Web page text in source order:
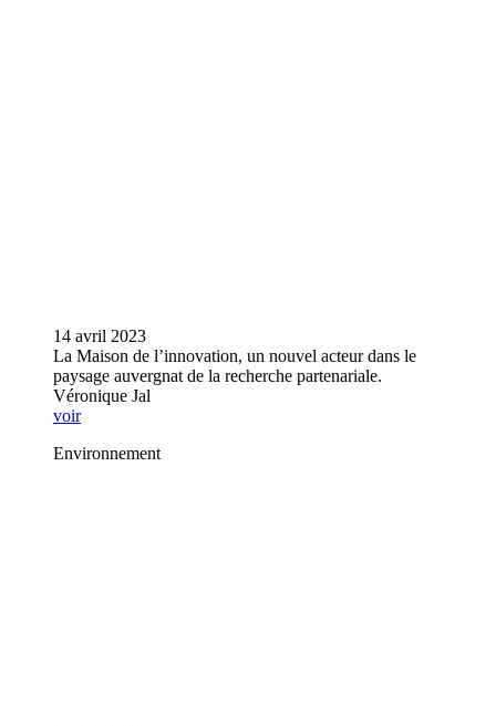
14 avril 2023
La Maison de l’innovation, un nouvel acteur dans le
paysage auvergnat de la recherche partenariale.
Véronique Jal
voir
Environnement